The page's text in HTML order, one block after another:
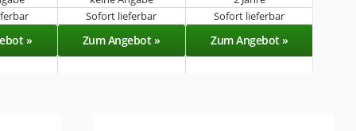
Sofort lieferbar Sofort lieferbar
» Zum Angebot » Zum Angebot »